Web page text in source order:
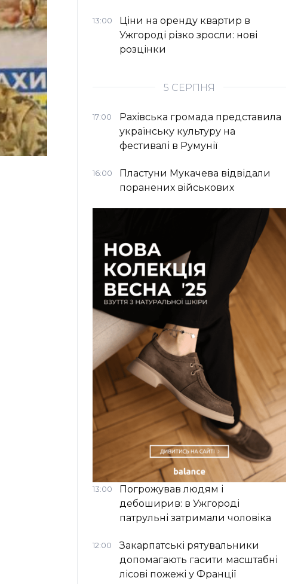
13:00
Ціни на оренду квартир в
Ужгороді різко зросли: нові
розцінки
5 СЕРПНЯ
17:00
Рахівська громада представила
українську культуру на
фестивалі в Румунії
16:00
Пластуни Мукачева відвідали
поранених військових
13:00
Погрожував людям і
дебоширив: в Ужгороді
патрульні затримали чоловіка
12:00
Закарпатські рятувальники
допомагають гасити масштабні
лісові пожежі у Франції